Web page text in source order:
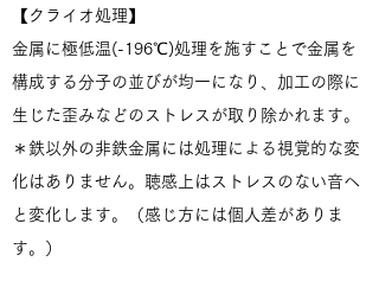
【クライオ処理】
金属に極低温(-196℃)処理を施すことで金属を
構成する分子の並びが均一になり、加工の際に
生じた歪みなどのストレスが取り除かれます。
＊鉄以外の非鉄金属には処理による視覚的な変
化はありません。聴感上はストレスのない音へ
と変化します。（感じ方には個人差がありま
す。）